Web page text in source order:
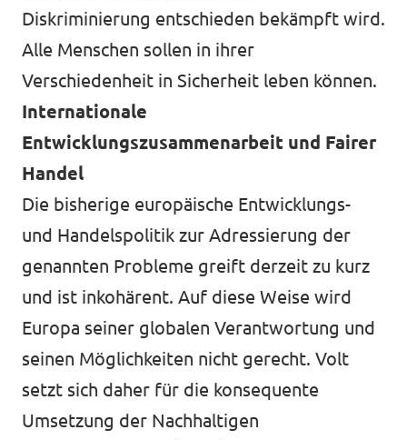
Diskriminierung entschieden bekämpft wird.
Alle Menschen sollen in ihrer
Verschiedenheit in Sicherheit leben können.
Internationale
Entwicklungszusammenarbeit und Fairer
Handel
Die bisherige europäische Entwicklungs-
und Handelspolitik zur Adressierung der
genannten Probleme greift derzeit zu kurz
und ist inkohärent. Auf diese Weise wird
Europa seiner globalen Verantwortung und
seinen Möglichkeiten nicht gerecht. Volt
setzt sich daher für die konsequente
Umsetzung der Nachhaltigen